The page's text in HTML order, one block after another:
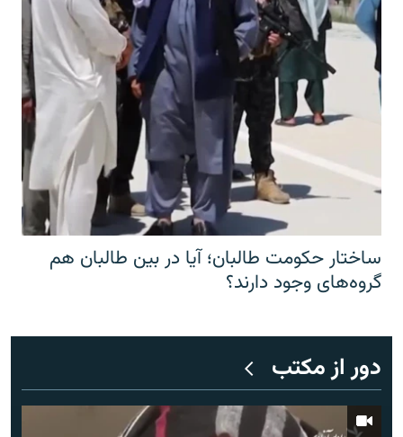
ساختار حکومت طالبان؛ آیا در بین طالبان هم
گروه‌های وجود دارند؟
دور از مکتب